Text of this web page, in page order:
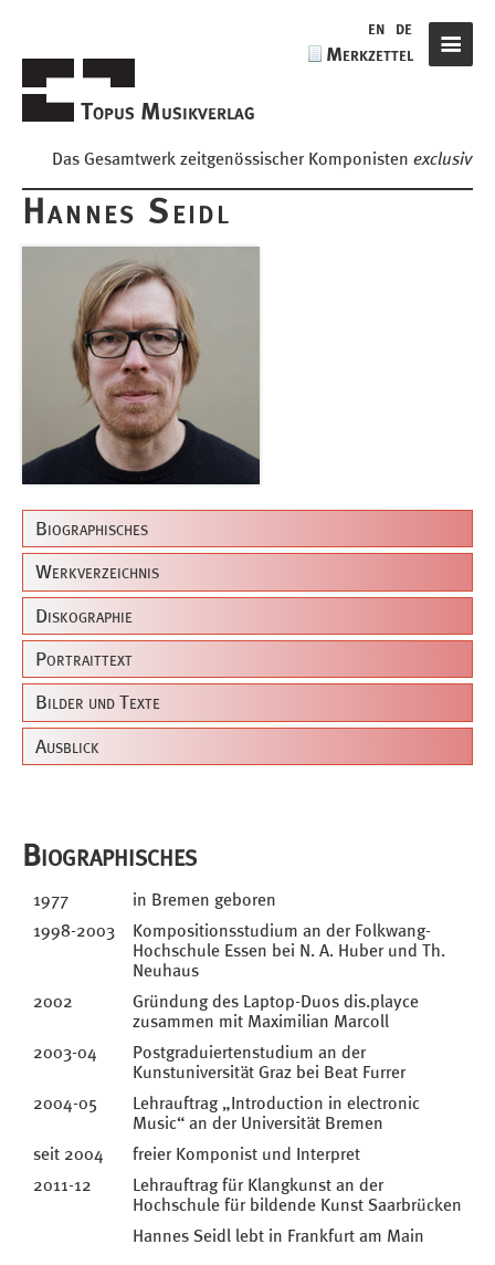
Topus Musikverlag
Das Gesamtwerk zeitgenössischer Komponisten exclusiv
de
en de
Merkzettel
Komponisten
Hannes Seidl
Biographisches
Werkverzeichnis
Diskographie
Portraittext
Bilder und Texte
Ausblick
Biographisches
1977
in Bremen geboren
1998-2003
Kompositionsstudium an der Folkwang-
Hochschule Essen bei N. A. Huber und Th.
Neuhaus
2002
Gründung des Laptop-Duos dis.playce
zusammen mit Maximilian Marcoll
2003-04
Postgraduiertenstudium an der
Kunstuniversität Graz bei Beat Furrer
2004-05
Lehrauftrag „Introduction in electronic
Music“ an der Universität Bremen
seit 2004
freier Komponist und Interpret
2011-12
Lehrauftrag für Klangkunst an der
Hochschule für bildende Kunst Saarbrücken
Hannes Seidl lebt in Frankfurt am Main